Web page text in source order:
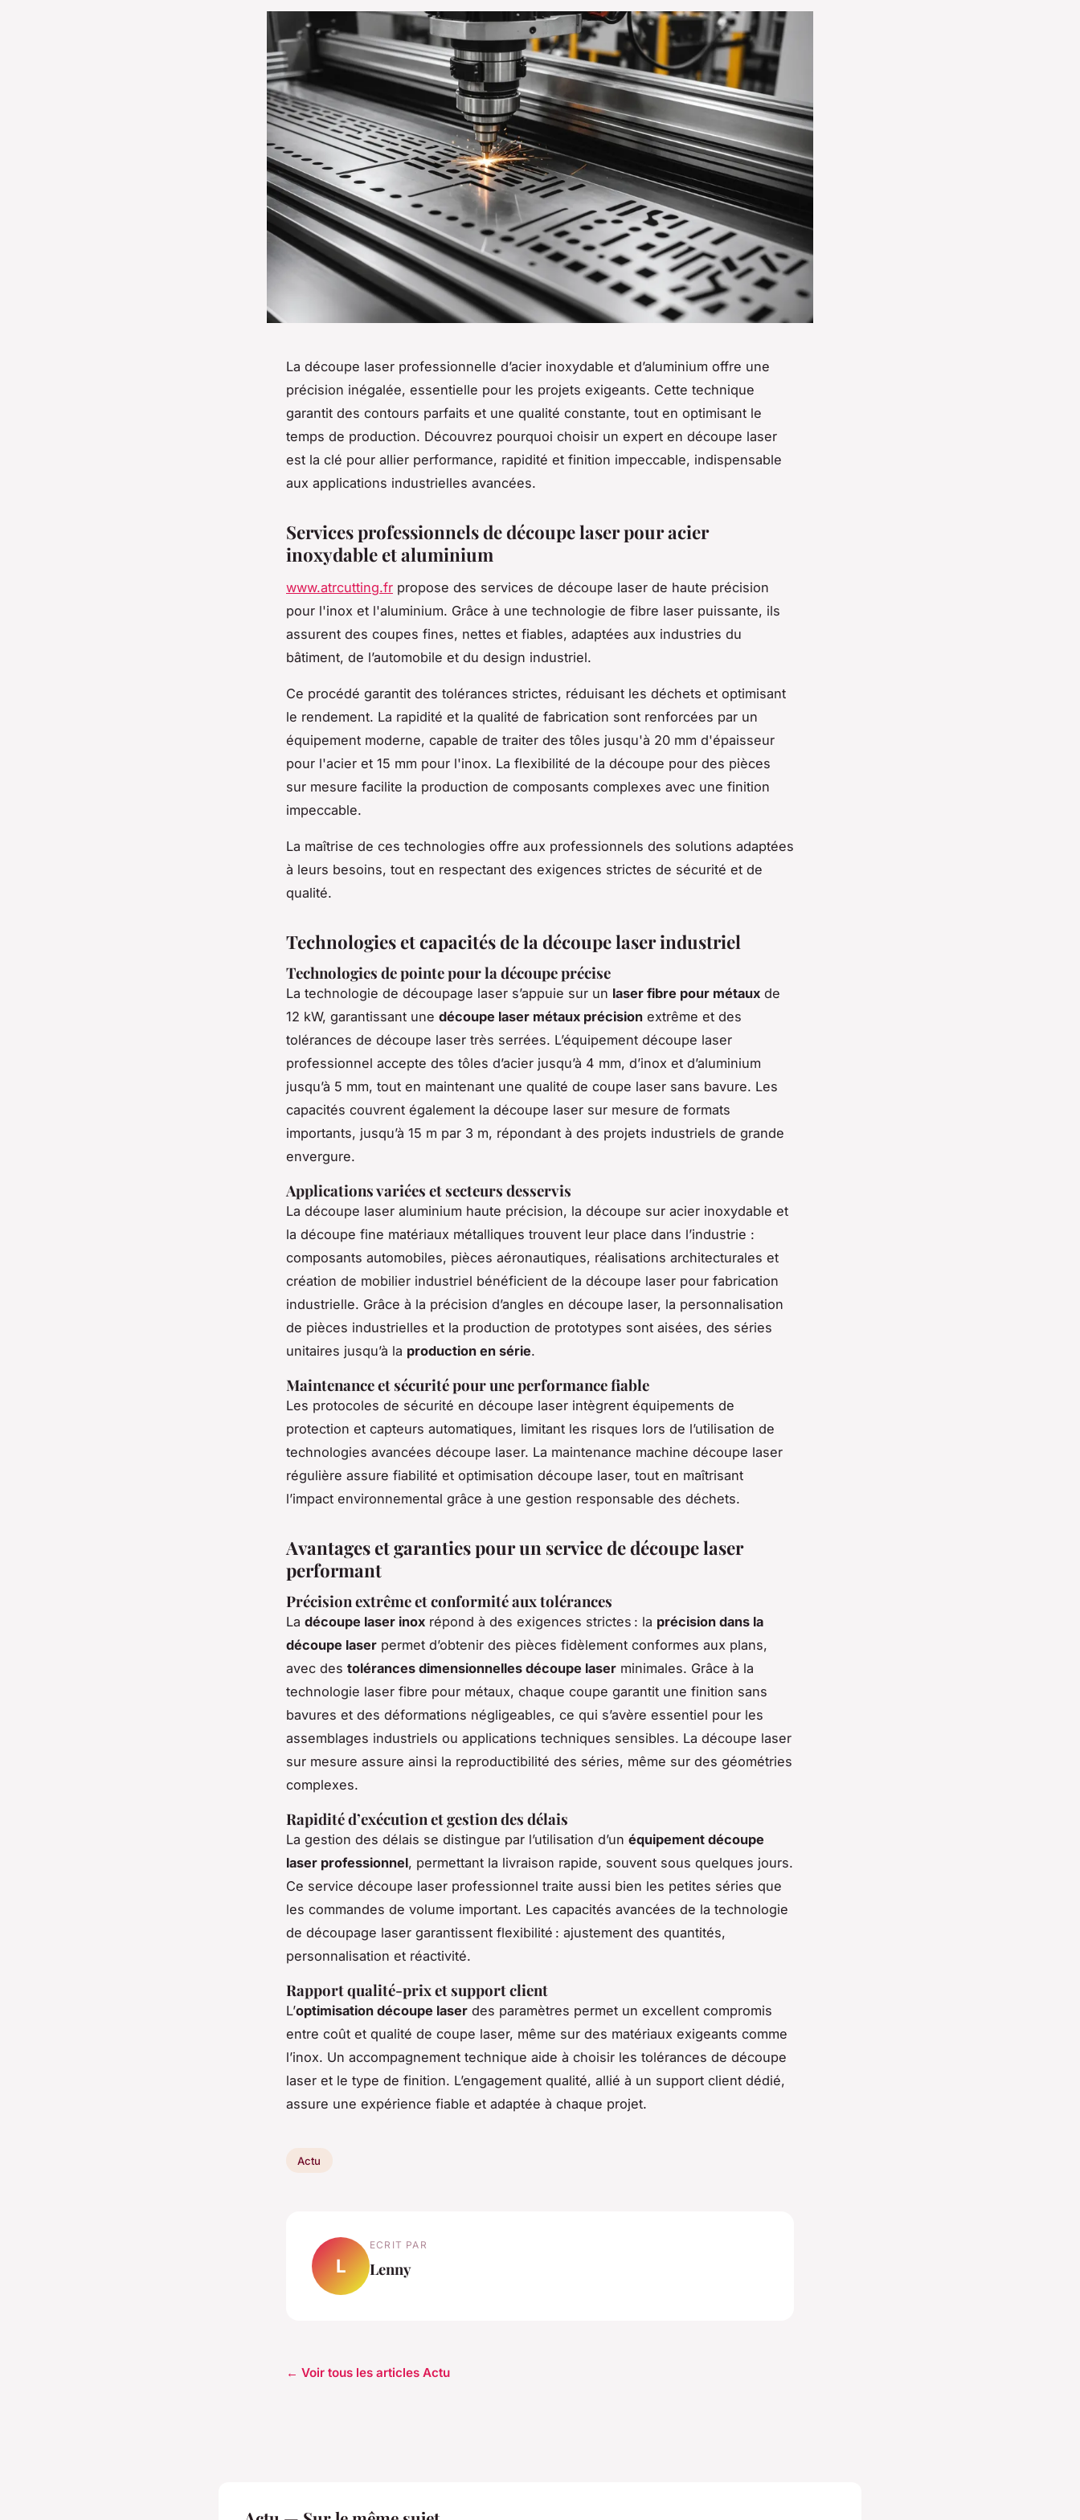
La découpe laser professionnelle d’acier inoxydable et d’aluminium offre une
précision inégalée, essentielle pour les projets exigeants. Cette technique
garantit des contours parfaits et une qualité constante, tout en optimisant le
temps de production. Découvrez pourquoi choisir un expert en découpe laser
est la clé pour allier performance, rapidité et finition impeccable, indispensable
aux applications industrielles avancées.
Services professionnels de découpe laser pour acier
inoxydable et aluminium
www.atrcutting.fr propose des services de découpe laser de haute précision
pour l'inox et l'aluminium. Grâce à une technologie de fibre laser puissante, ils
assurent des coupes fines, nettes et fiables, adaptées aux industries du
bâtiment, de l’automobile et du design industriel.
Ce procédé garantit des tolérances strictes, réduisant les déchets et optimisant
le rendement. La rapidité et la qualité de fabrication sont renforcées par un
équipement moderne, capable de traiter des tôles jusqu'à 20 mm d'épaisseur
pour l'acier et 15 mm pour l'inox. La flexibilité de la découpe pour des pièces
sur mesure facilite la production de composants complexes avec une finition
impeccable.
La maîtrise de ces technologies offre aux professionnels des solutions adaptées
à leurs besoins, tout en respectant des exigences strictes de sécurité et de
qualité.
Technologies et capacités de la découpe laser industriel
Technologies de pointe pour la découpe précise
La technologie de découpage laser s’appuie sur un laser fibre pour métaux de
12 kW, garantissant une découpe laser métaux précision extrême et des
tolérances de découpe laser très serrées. L’équipement découpe laser
professionnel accepte des tôles d’acier jusqu’à 4 mm, d’inox et d’aluminium
jusqu’à 5 mm, tout en maintenant une qualité de coupe laser sans bavure. Les
capacités couvrent également la découpe laser sur mesure de formats
importants, jusqu’à 15 m par 3 m, répondant à des projets industriels de grande
envergure.
Applications variées et secteurs desservis
La découpe laser aluminium haute précision, la découpe sur acier inoxydable et
la découpe fine matériaux métalliques trouvent leur place dans l’industrie :
composants automobiles, pièces aéronautiques, réalisations architecturales et
création de mobilier industriel bénéficient de la découpe laser pour fabrication
industrielle. Grâce à la précision d’angles en découpe laser, la personnalisation
de pièces industrielles et la production de prototypes sont aisées, des séries
unitaires jusqu’à la production en série.
Maintenance et sécurité pour une performance fiable
Les protocoles de sécurité en découpe laser intègrent équipements de
protection et capteurs automatiques, limitant les risques lors de l’utilisation de
technologies avancées découpe laser. La maintenance machine découpe laser
régulière assure fiabilité et optimisation découpe laser, tout en maîtrisant
l’impact environnemental grâce à une gestion responsable des déchets.
Avantages et garanties pour un service de découpe laser
performant
Précision extrême et conformité aux tolérances
La découpe laser inox répond à des exigences strictes : la précision dans la
découpe laser permet d’obtenir des pièces fidèlement conformes aux plans,
avec des tolérances dimensionnelles découpe laser minimales. Grâce à la
technologie laser fibre pour métaux, chaque coupe garantit une finition sans
bavures et des déformations négligeables, ce qui s’avère essentiel pour les
assemblages industriels ou applications techniques sensibles. La découpe laser
sur mesure assure ainsi la reproductibilité des séries, même sur des géométries
complexes.
Rapidité d’exécution et gestion des délais
La gestion des délais se distingue par l’utilisation d’un équipement découpe
laser professionnel, permettant la livraison rapide, souvent sous quelques jours.
Ce service découpe laser professionnel traite aussi bien les petites séries que
les commandes de volume important. Les capacités avancées de la technologie
de découpage laser garantissent flexibilité : ajustement des quantités,
personnalisation et réactivité.
Rapport qualité-prix et support client
L’optimisation découpe laser des paramètres permet un excellent compromis
entre coût et qualité de coupe laser, même sur des matériaux exigeants comme
l’inox. Un accompagnement technique aide à choisir les tolérances de découpe
laser et le type de finition. L’engagement qualité, allié à un support client dédié,
assure une expérience fiable et adaptée à chaque projet.
Actu
L
ECRIT PAR
Lenny
← Voir tous les articles Actu